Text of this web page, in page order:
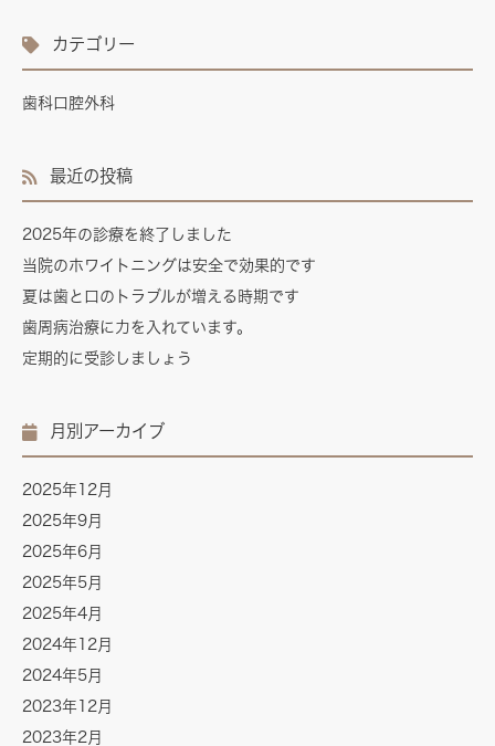
カテゴリー
歯科口腔外科
最近の投稿
2025年の診療を終了しました
当院のホワイトニングは安全で効果的です
夏は歯と口のトラブルが増える時期です
歯周病治療に力を入れています。
定期的に受診しましょう
月別アーカイブ
2025年12月
2025年9月
2025年6月
2025年5月
2025年4月
2024年12月
2024年5月
2023年12月
2023年2月